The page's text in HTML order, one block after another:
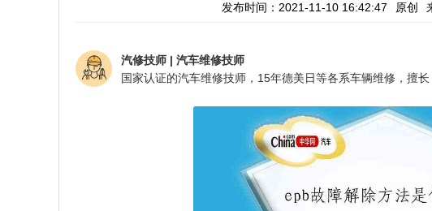
发布时间：2021-11-10 16:42:47 原创
汽修技师 | 汽车维修技师